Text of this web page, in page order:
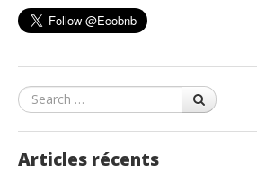
Search
Articles récents